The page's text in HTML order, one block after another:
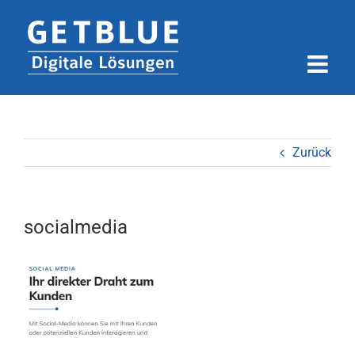
Inhalt
springen
Zurück
socialmedia